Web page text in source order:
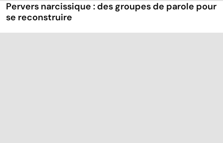
Pervers narcissique : des groupes de parole pour
se reconstruire